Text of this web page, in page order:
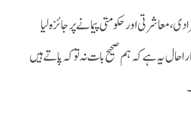
معاشرتی اور حکومتی پیمانے پر جائزہ لیا
حال یہ ہے کہ ہم صحیح بات نہ تو کہ پاتے ہیں